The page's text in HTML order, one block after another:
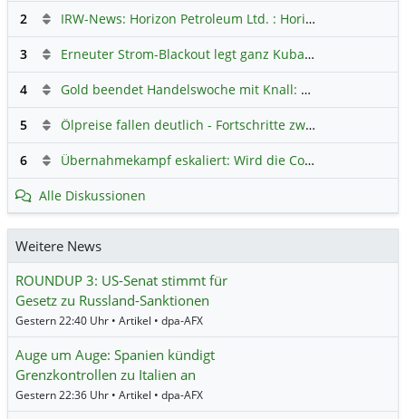
2 IRW-News: Horizon Petroleum Ltd. : Horizon Petroleum beginnt mit der Testförderung im Projekt Lachowice in Polen und schließt die Platzierung einer überzeichneten Wandelanleihe ab
3 Erneuter Strom-Blackout legt ganz Kuba lahm
4 Gold beendet Handelswoche mit Knall: Barrick Mining – Ist diese Aktie wieder ein Kauf?
5 Ölpreise fallen deutlich - Fortschritte zwischen USA und Iran belasten
6 Übernahmekampf eskaliert: Wird die Commerzbank italienisch?
Alle Diskussionen
Weitere News
ROUNDUP 3: US-Senat stimmt für
Gesetz zu Russland-Sanktionen
Gestern 22:40 Uhr • Artikel • dpa-AFX
Auge um Auge: Spanien kündigt
Grenzkontrollen zu Italien an
Gestern 22:36 Uhr • Artikel • dpa-AFX